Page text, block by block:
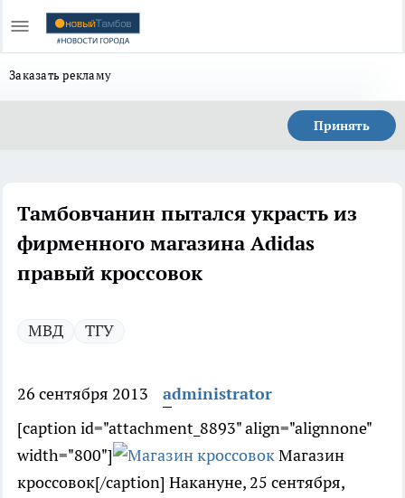
Заказать рекламу
Принять
Тамбовчанин пытался украсть из
фирменного магазина Adidas
правый кроссовок
МВД ТГУ
26 сентября 2013
administrator
[caption id="attachment_8893" align="alignnone"
width="800"]
Магазин
кроссовок[/caption] Накануне, 25 сентября,